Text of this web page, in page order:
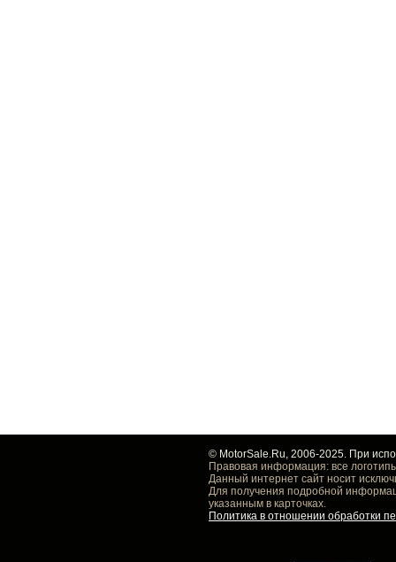
© MotorSale.Ru, 2006-2025. При
Правовая информация: все
Данный интернет сайт носит
Для получения подробной
указанным в карточках.
Политика в отношении обработки